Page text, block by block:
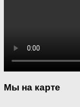
Мы на карте